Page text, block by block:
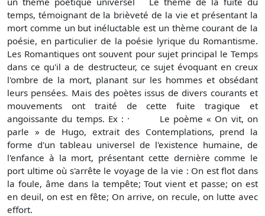
temps, témoignant de la brièveté de la vie et présentant la
mort comme un but inéluctable est un thème courant de la
poésie, en particulier de la poésie lyrique du Romantisme.
Les Romantiques ont souvent pour sujet principal le Temps
dans ce qu'il a de destructeur, ce sujet évoquant en creux
l'ombre de la mort, planant sur les hommes et obsédant
leurs pensées. Mais des poètes issus de divers courants et
mouvements ont traité de cette fuite tragique et
angoissante du temps. Ex : · Le poème « On vit, on
parle » de Hugo, extrait des Contemplations, prend la
forme d'un tableau universel de l'existence humaine, de
l'enfance à la mort, présentant cette dernière comme le
port ultime où s'arrête le voyage de la vie : On est flot dans
la foule, âme dans la tempête; Tout vient et passe; on est
en deuil, on est en fête; On arrive, on recule, on lutte avec
effort.